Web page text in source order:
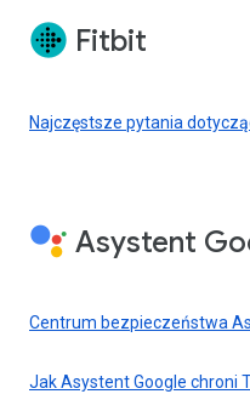
Fitbit
Najczęstsze pytania
Asystent
Centrum bezpieczeństwa
Jak Asystent Google chroni